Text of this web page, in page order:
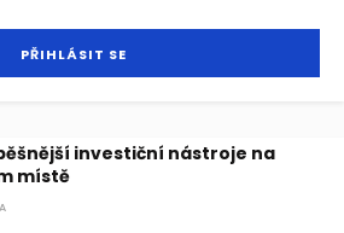
investiční nástroje na
místě